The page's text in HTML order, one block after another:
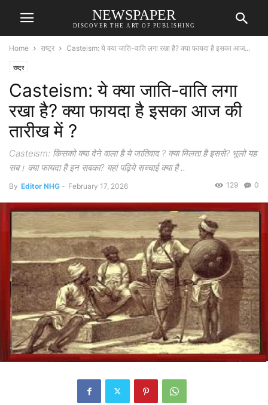
NEWSPAPER
DISCOVER THE ART OF PUBLISHING
Home राष्ट्र Casteism: ये क्या जाति-वाति लगा रखा है? क्या फायदा है इसका आज...
राष्ट्र
Casteism: ये क्या जाति-वाति लगा
रखा है? क्या फायदा है इसका आज की
तारीख में ?
Casteism: किसको क्या देने वाला है ये जातिवाद ? क्या मिलता है इससे? भूलो यह
सब। क्या फायदा है इन सबका? यहां पढ़िये सच्चाई क्या है ..
By Editor NHG - February 17, 2026 0
129